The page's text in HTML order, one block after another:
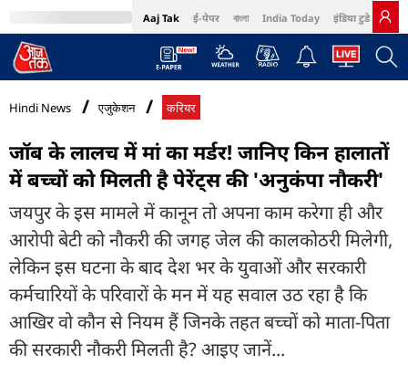
Aaj Tak ई-पेपर বাংলা India Today इंडिया टुडे हिंदी
MumbaiTak Cosmopolitan Harper's Bazaar Northeast
Hindi News एजुकेशन करियर
जॉब के लालच में मां का मर्डर! जानिए किन हालातों
में बच्चों को मिलती है पेरेंट्स की 'अनुकंपा नौकरी'
जयपुर के इस मामले में कानून तो अपना काम करेगा ही और
आरोपी बेटी को नौकरी की जगह जेल की कालकोठरी मिलेगी,
लेकिन इस घटना के बाद देश भर के युवाओं और सरकारी
कर्मचारियों के परिवारों के मन में यह सवाल उठ रहा है कि
आखिर वो कौन से नियम हैं जिनके तहत बच्चों को माता-पिता
की सरकारी नौकरी मिलती है? आइए जानें...